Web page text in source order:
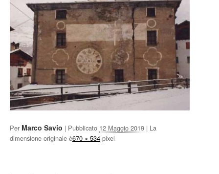
Per Marco Savio | Pubblicato 12 Maggio 2019 | La
dimensione originale è670 × 534 pixel